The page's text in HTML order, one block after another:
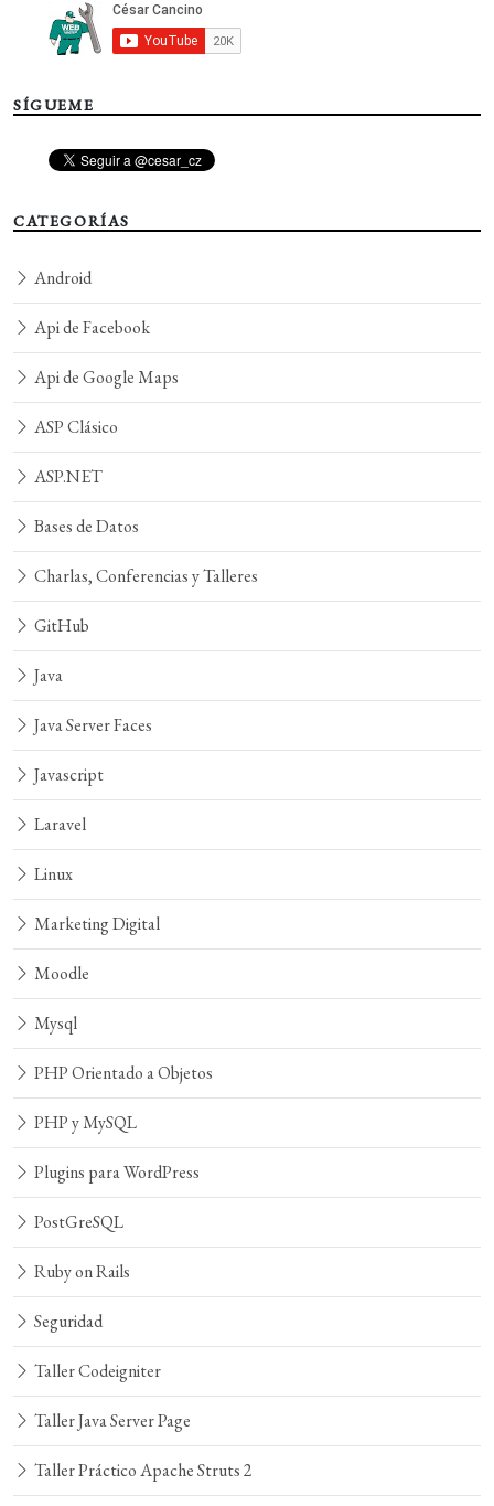
SÍGUEME
CATEGORÍAS
Android
Api de Facebook
Api de Google Maps
ASP Clásico
ASP.NET
Bases de Datos
Charlas, Conferencias y Talleres
GitHub
Java
Java Server Faces
Javascript
Laravel
Linux
Marketing Digital
Moodle
Mysql
PHP Orientado a Objetos
PHP y MySQL
Plugins para WordPress
PostGreSQL
Ruby on Rails
Seguridad
Taller Codeigniter
Taller Java Server Page
Taller Práctico Apache Struts 2